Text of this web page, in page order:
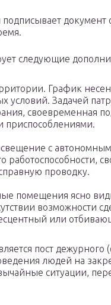
документ
следующие
График
условий. Задачей
своевременная
приспособлениями.
с
работоспособности,
проводку.
помещения ясно
возможности
или
пост дежурного
людей на
ситуации,